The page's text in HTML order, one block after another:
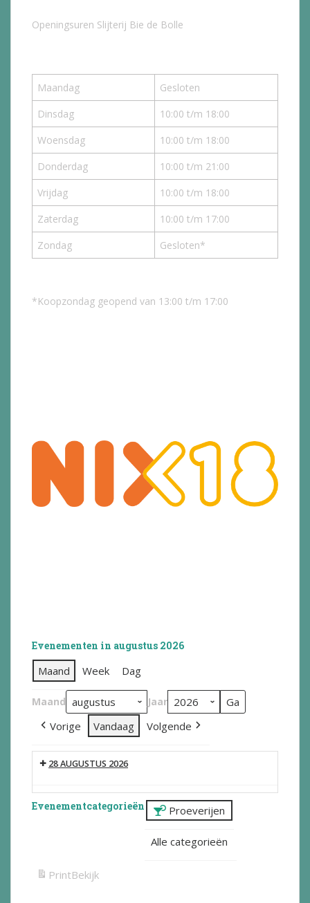
Openingsuren Slijterij Bie de Bolle
Maandag
Gesloten
Dinsdag
10:00 t/m 18:00
Woensdag
10:00 t/m 18:00
Donderdag
10:00 t/m 21:00
Vrijdag
10:00 t/m 18:00
Zaterdag
10:00 t/m 17:00
Zondag
Gesloten*
*Koopzondag geopend van 13:00 t/m 17:00
Evenementen in augustus 2026
Maand Week Dag
Maand Jaar
Vorige Vandaag Volgende
28 AUGUSTUS 2026
Evenementcategorieën Proeverijen
Alle categorieën
PrintBekijk